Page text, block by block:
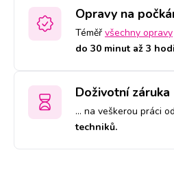
Opravy na
Téměř všechny opravy
do 30 minut až 3
Doživotní záruka
… na veškerou práci
techniků.